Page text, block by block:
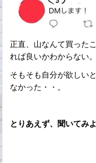
正直、山なんて買った
れば良いかわからない。
そもそも自分が欲しい
なかった・・。
とりあえず、聞いてみよ